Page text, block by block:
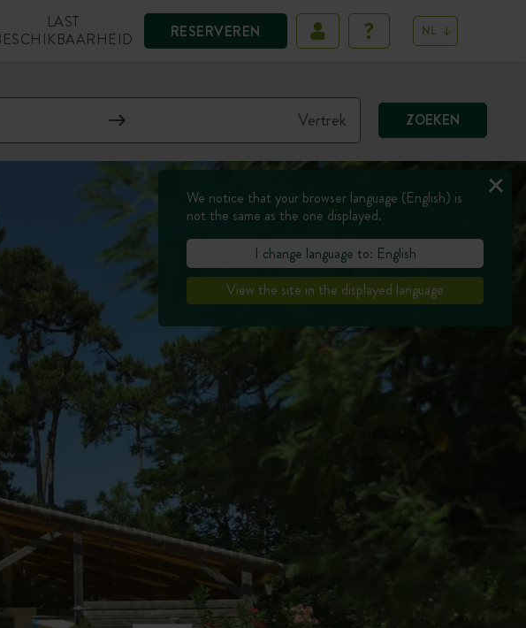
RESERVEREN
LAST
NL
ZOEKEN
We notice that your browser language (English) is
not the same as the one displayed.
I change language to: English
View the site in the displayed language